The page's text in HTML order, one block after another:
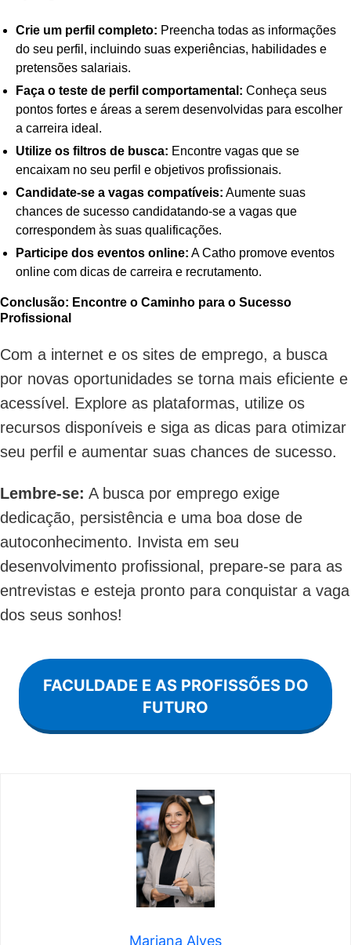
Crie um perfil completo: Preencha todas as informações
do seu perfil, incluindo suas experiências, habilidades e
pretensões salariais.
Faça o teste de perfil comportamental: Conheça seus
pontos fortes e áreas a serem desenvolvidas para escolher
a carreira ideal.
Utilize os filtros de busca: Encontre vagas que se
encaixam no seu perfil e objetivos profissionais.
Candidate-se a vagas compatíveis: Aumente suas
chances de sucesso candidatando-se a vagas que
correspondem às suas qualificações.
Participe dos eventos online: A Catho promove eventos
online com dicas de carreira e recrutamento.
Conclusão: Encontre o Caminho para o Sucesso
Profissional
Com a internet e os sites de emprego, a busca
por novas oportunidades se torna mais eficiente e
acessível. Explore as plataformas, utilize os
recursos disponíveis e siga as dicas para otimizar
seu perfil e aumentar suas chances de sucesso.
Lembre-se: A busca por emprego exige
dedicação, persistência e uma boa dose de
autoconhecimento. Invista em seu
desenvolvimento profissional, prepare-se para as
entrevistas e esteja pronto para conquistar a vaga
dos seus sonhos!
FACULDADE E AS PROFISSÕES DO
FUTURO
Mariana Alves